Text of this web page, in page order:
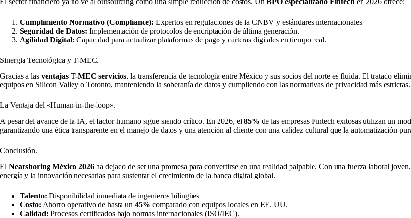
Cumplimiento Normativo (Compliance): Expertos en regulaciones de la CNBV y estándares internacionales.
Seguridad de Datos: Implementación de protocolos de encriptación de última generación.
Agilidad Digital: Capacidad para actualizar plataformas de pago y carteras digitales en tiempo real.
Sinergia Tecnológica y T-MEC.
Gracias a las ventajas T-MEC servicios, la transferencia de tecnología entre México y sus socios del norte es fluida. El tratado
equipos en Silicon Valley o Toronto, manteniendo la soberanía de datos y cumpliendo con las normativas de privacidad más estrictas.
La Ventaja del «Human-in-the-loop».
A pesar del avance de la IA, el factor humano sigue siendo crítico. En 2026, el 85% de las empresas Fintech exitosas utilizan un
garantizando una ética transparente en el manejo de datos y una atención al cliente con una calidez cultural que la automatización
Conclusión.
El Nearshoring México 2026 ha dejado de ser una promesa para convertirse en una realidad palpable. Con una fuerza laboral
energía y la innovación necesarias para sustentar el crecimiento de la banca digital global.
Talento: Disponibilidad inmediata de ingenieros bilingües.
Costo: Ahorro operativo de hasta un 45% comparado con equipos locales en EE. UU.
Calidad: Procesos certificados bajo normas internacionales (ISO/IEC).